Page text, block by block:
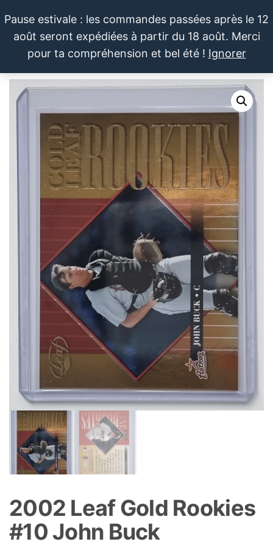
au
contenu
Pause estivale : les commandes passées après le 12
août seront expédiées à partir du 18 août. Merci
pour ta compréhension et bel été ! Ignorer
LE SPORTIF
DU
DIMANCHE®
Cartes
et
produits
dérivés
du
sport et
pop
2002 Leaf Gold Rookies
#10 John Buck